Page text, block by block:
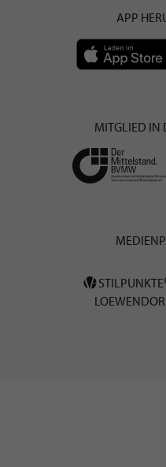
APP
MITGLIED IN